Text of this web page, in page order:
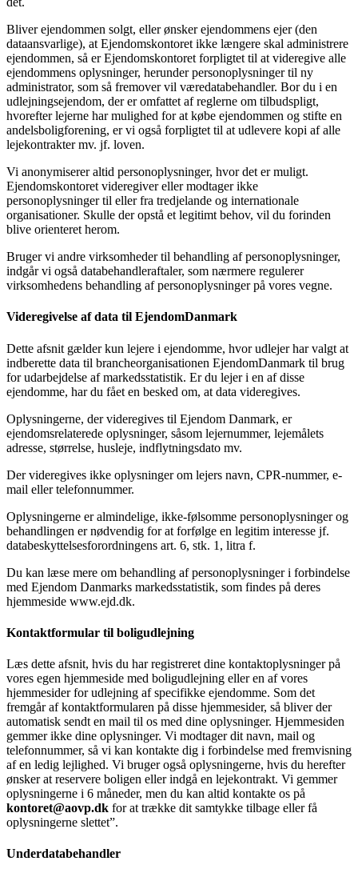
Bliver ejendommen solgt, eller ønsker ejendommens ejer (den
dataansvarlige), at Ejendomskontoret ikke længere skal administrere
ejendommen, så er Ejendomskontoret forpligtet til at videregive alle
ejendommens oplysninger, herunder personoplysninger til ny
administrator, som så fremover vil væredatabehandler. Bor du i en
udlejningsejendom, der er omfattet af reglerne om tilbudspligt,
hvorefter lejerne har mulighed for at købe ejendommen og stifte en
andelsboligforening, er vi også forpligtet til at udlevere kopi af alle
lejekontrakter mv. jf. loven.
Vi anonymiserer altid personoplysninger, hvor det er muligt.
Ejendomskontoret videregiver eller modtager ikke
personoplysninger til eller fra tredjelande og internationale
organisationer. Skulle der opstå et legitimt behov, vil du forinden
blive orienteret herom.
Bruger vi andre virksomheder til behandling af personoplysninger,
indgår vi også databehandleraftaler, som nærmere regulerer
virksomhedens behandling af personoplysninger på vores vegne.
Videregivelse af data til EjendomDanmark
Dette afsnit gælder kun lejere i ejendomme, hvor udlejer har valgt at
indberette data til brancheorganisationen EjendomDanmark til brug
for udarbejdelse af markedsstatistik. Er du lejer i en af disse
ejendomme, har du fået en besked om, at data videregives.
Oplysningerne, der videregives til Ejendom Danmark, er
ejendomsrelaterede oplysninger, såsom lejernummer, lejemålets
adresse, størrelse, husleje, indflytningsdato mv.
Der videregives ikke oplysninger om lejers navn, CPR-nummer, e-
mail eller telefonnummer.
Oplysningerne er almindelige, ikke-følsomme personoplysninger og
behandlingen er nødvendig for at forfølge en legitim interesse jf.
databeskyttelsesforordningens art. 6, stk. 1, litra f.
Du kan læse mere om behandling af personoplysninger i forbindelse
med Ejendom Danmarks markedsstatistik, som findes på deres
hjemmeside www.ejd.dk.
Kontaktformular til boligudlejning
Læs dette afsnit, hvis du har registreret dine kontaktoplysninger på
vores egen hjemmeside med boligudlejning eller en af vores
hjemmesider for udlejning af specifikke ejendomme. Som det
fremgår af kontaktformularen på disse hjemmesider, så bliver der
automatisk sendt en mail til os med dine oplysninger. Hjemmesiden
gemmer ikke dine oplysninger. Vi modtager dit navn, mail og
telefonnummer, så vi kan kontakte dig i forbindelse med fremvisning
af en ledig lejlighed. Vi bruger også oplysningerne, hvis du herefter
ønsker at reservere boligen eller indgå en lejekontrakt. Vi gemmer
oplysningerne i 6 måneder, men du kan altid kontakte os på
kontoret@aovp.dk for at trække dit samtykke tilbage eller få
oplysningerne slettet”.
Underdatabehandler